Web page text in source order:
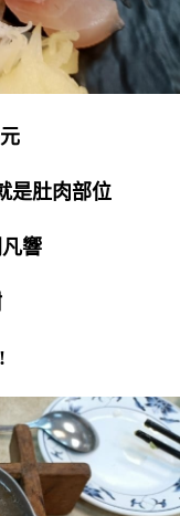
是肚肉部位
響